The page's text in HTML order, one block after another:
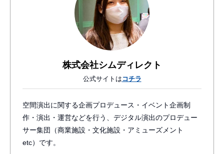
株式会社シムディレクト
公式サイトは コチラ
空間演出に関する企画プロデュース・イベント企画制
作・演出・運営などを行う、デジタル演出のプロデュー
サー集団（商業施設・文化施設・アミューズメント
etc）です。